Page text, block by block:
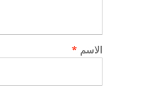
الاسم *